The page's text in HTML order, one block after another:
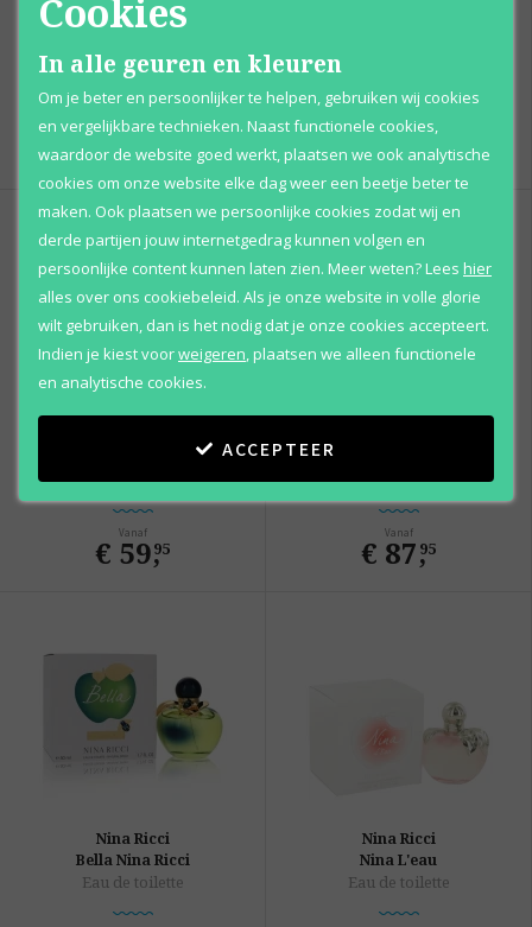
Nina Ricci
Les Sorbets De Luna
Eau de toilette
Vanaf
€ 78,95
Nina L'extase Rose Absolue
Vanaf
€ 121,95
Nina Luna Blossom
Eau de toilette
Vanaf
€ 59,
95
Eau de toilette
Vanaf
€ 87,
95
Nina Ricci
Bella Nina Ricci
Eau de toilette
Nina Ricci
Nina L'eau
Eau de toilette
Cookies
In alle geuren en kleuren
Om je beter en persoonlijker te helpen, gebruiken wij cookies
en vergelijkbare technieken. Naast functionele cookies,
waardoor de website goed werkt, plaatsen we ook analytische
cookies om onze website elke dag weer een beetje beter te
maken. Ook plaatsen we persoonlijke cookies zodat wij en
derde partijen jouw internetgedrag kunnen volgen en
persoonlijke content kunnen laten zien. Meer weten?Lees hier
alles over ons cookiebeleid. Als je onze website in volle glorie
wilt gebruiken, dan is het nodig dat je onze cookies accepteert.
Indien je kiest voorweigeren,plaatsen we alleen functionele
en analytische cookies.
ACCEPTEER